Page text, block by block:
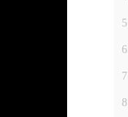
5
6
7
8